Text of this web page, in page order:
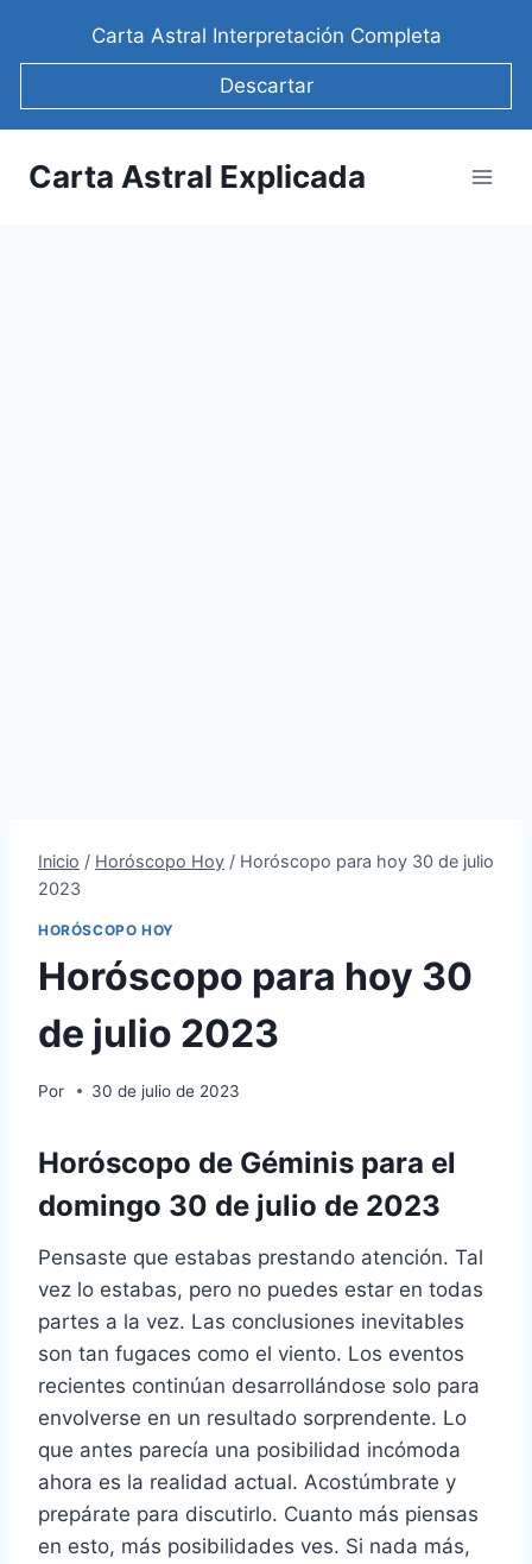
Carta Astral Interpretación Completa
Descartar
Carta Astral Explicada
Inicio / Horóscopo Hoy / Horóscopo para hoy 30 de julio
2023
HORÓSCOPO HOY
Horóscopo para hoy 30
de julio 2023
Por 30 de julio de 2023
Horóscopo de Géminis para el
domingo 30 de julio de 2023
Pensaste que estabas prestando atención. Tal
vez lo estabas, pero no puedes estar en todas
partes a la vez. Las conclusiones inevitables
son tan fugaces como el viento. Los eventos
recientes continúan desarrollándose solo para
envolverse en un resultado sorprendente. Lo
que antes parecía una posibilidad incómoda
ahora es la realidad actual. Acostúmbrate y
prepárate para discutirlo. Cuanto más piensas
en esto, más posibilidades ves. Si nada más,